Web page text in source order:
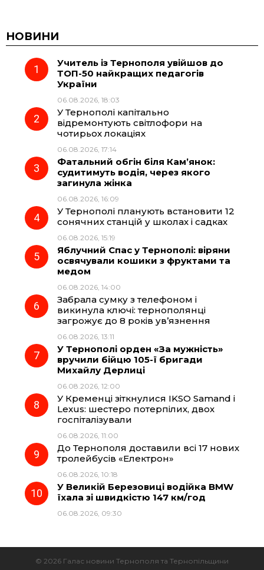
c
e
o
k
e
r
a
m
t
A
НОВИНИ
Учитель із Тернополя увійшов до
ТОП-50 найкращих педагогів
України
06.08.2026, 18:03
У Тернополі капітально
відремонтують світлофори на
чотирьох локаціях
06.08.2026, 17:14
Фатальний обгін біля Кам’янок:
судитимуть водія, через якого
загинула жінка
06.08.2026, 16:09
У Тернополі планують встановити 12
сонячних станцій у школах і садках
06.08.2026, 15:19
Яблучний Спас у Тернополі: віряни
освячували кошики з фруктами та
медом
06.08.2026, 14:00
Забрала сумку з телефоном і
викинула ключі: тернополянці
загрожує до 8 років ув’язнення
06.08.2026, 13:11
У Тернополі орден «За мужність»
вручили бійцю 105-ї бригади
Михайлу Дерлиці
06.08.2026, 12:00
У Кременці зіткнулися IKSO Samand і
Lexus: шестеро потерпілих, двох
госпіталізували
06.08.2026, 11:00
До Тернополя доставили всі 17 нових
тролейбусів «Електрон»
06.08.2026, 10:18
У Великій Березовиці водійка BMW
їхала зі швидкістю 147 км/год
06.08.2026, 09:30
© 2026 Галас новини Тернополя та Тернопільщини